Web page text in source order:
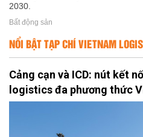
2030.
Bất động sản
NỔI BẬT TẠP CHÍ VIETNAM
Cảng cạn và ICD: nút kết
logistics đa phương thức